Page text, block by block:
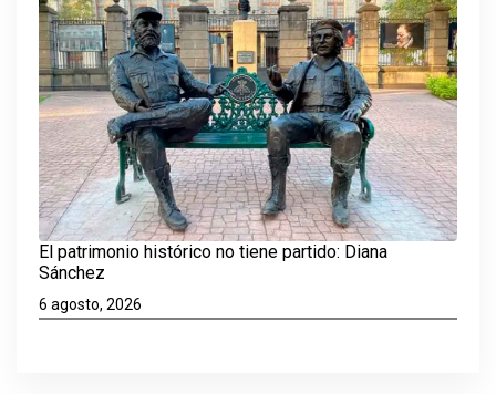
El patrimonio histórico no tiene partido: Diana
Sánchez
6 agosto, 2026